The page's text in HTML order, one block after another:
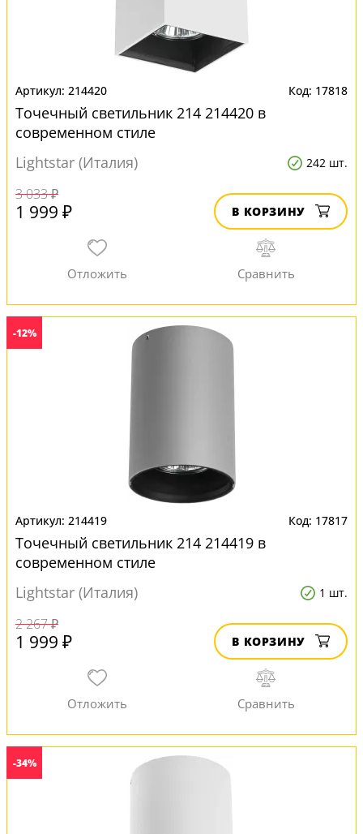
214420 17818
Точечный светильник 214 214420 в
современном стиле
Lightstar (Италия)
242 шт.
3 033 ₽
1 999 ₽ В КОРЗИНУ
-12%
214419 17817
Точечный светильник 214 214419 в
современном стиле
Lightstar (Италия)
1 шт.
2 267 ₽
1 999 ₽ В КОРЗИНУ
-34%